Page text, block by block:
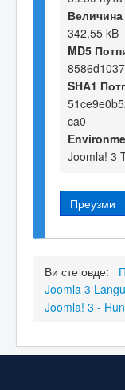
342,55 kB
MD5
SHA1
ca0
Joomla! 3
Преузми
Ви сте овде:
Joomla 3
Joomla! 3 -